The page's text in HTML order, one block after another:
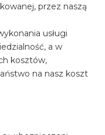
przez naszą
usługi
a w
kosztów,
na nasz koszt